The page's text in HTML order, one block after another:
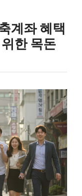
계좌 혜택
한 목돈